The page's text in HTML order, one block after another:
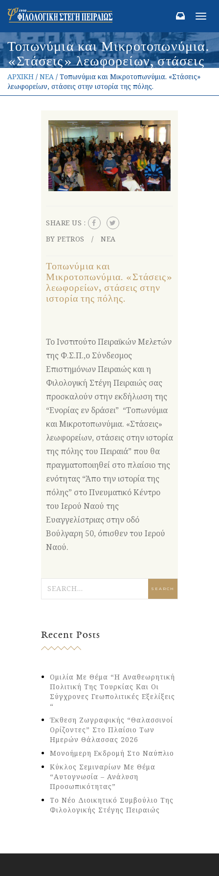
Τοπωνύμια και Μικροτοπωνύμια.
«Στάσεις» λεωφορείων, στάσεις
στην ιστορία της πόλης.
ΑΡΧΙΚΗ / ΝΕΑ / Τοπωνύμια και Μικροτοπωνύμια. «Στάσεις»
λεωφορείων, στάσεις στην ιστορία της πόλης.
SHARE US :
BY PETROS
ΝΕΑ
Τοπωνύμια και
Μικροτοπωνύμια. «Στάσεις»
λεωφορείων, στάσεις στην
ιστορία της πόλης.
To Ινστιτούτο Πειραϊκών Μελετών
της Φ.Σ.Π.,o Σύνδεσμος
Επιστημόνων Πειραιώς και η
Φιλολογική Στέγη Πειραιώς σας
προσκαλούν στην εκδήλωση της
“Ενορίας εν δράσει” “Τοπωνύμια
και Μικροτοπωνύμια. «Στάσεις»
λεωφορείων, στάσεις στην ιστορία
της πόλης του Πειραιά” που θα
πραγματοποιηθεί στο πλαίσιο της
ενότητας “Άπο την ιστορία της
πόλης” στο Πνευματικό Κέντρο
του Ιερού Ναού της
Ευαγγελίστριας στην οδό
Βούλγαρη 50, όπισθεν του Ιερού
Ναού.
Recent Posts
Ομιλία Με Θέμα “Η Αναθεωρητική
Πολιτική Της Τουρκίας Και Οι
Σύγχρονες Γεωπολιτικές Εξελίξεις
“
Έκθεση Ζωγραφικής “Θαλασσινοί
Ορίζοντες” Στο Πλαίσιο Των
Ημερών Θάλασσας 2026
Μονοήμερη Εκδρομή Στο Ναύπλιο
Κύκλος Σεμιναρίων Με Θέμα
“Αυτογνωσία – Ανάλυση
Προσωπικότητας”
Το Νέο Διοικητικό Συμβούλιο Της
Φιλολογικής Στέγης Πειραιώς